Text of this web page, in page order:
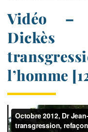
Vidéo –
l’homme